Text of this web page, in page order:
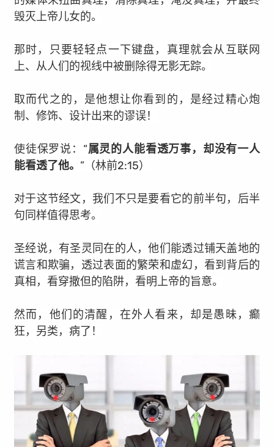
毁灭上帝儿女的。
那时，只要轻轻点一下键盘，真理就会从互联网
上、从人们的视线中被删除得无影无踪。
取而代之的，是他想让你看到的，是经过精心炮
制、修饰、 设计出来的谬误！
使徒保罗说：“属灵的人能看透万事，却没有一人
能看透了他。 ”（林前2:15）
对于这节经文，我们不只是要看它的前半句，后半
句同样值得思考。
圣经说，有圣灵同在的人，他们能透过铺天盖地的
谎言和欺骗，透过表面的繁荣和虚幻，看到背后的
真相，看穿撒但的陷阱，看明上帝的旨意。
然而，他们的清醒，在外人看来，却是愚昧，癫
狂，另类，病了！